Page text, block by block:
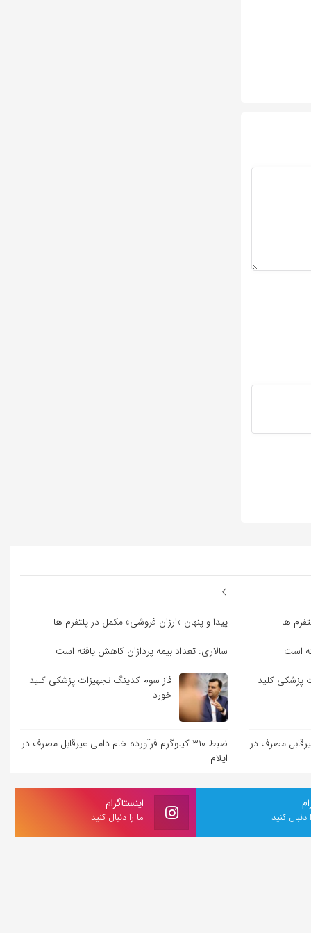
ها
است
پزشکی کلید
غیرقابل مصرف در
پیدا و پنهان «ارزان فروشی» مکمل در پلتفرم ها
سالاری: تعداد بیمه پردازان کاهش یافته است
فاز سوم کدینگ تجهیزات پزشکی کلید
خورد
ضبط ۳۱۰ کیلوگرم فرآورده خام دامی غیرقابل مصرف در
ایلام
اینستاگرام
ما را دنبال کنید دنبال کنید